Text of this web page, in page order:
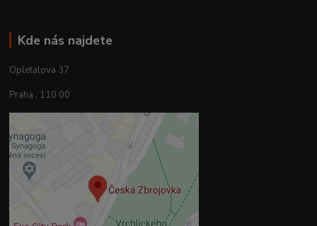
Kde nás najdete
Opletalova 37
Praha , 110 00